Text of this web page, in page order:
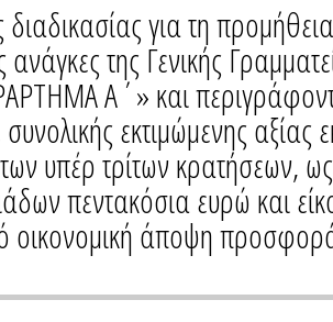
για τη
της Γενικής
Α΄» και
εκτιμώμενης αξίας
υπέρ τρίτων κρατήσεων,
πεντακόσια ευρώ και
άποψη